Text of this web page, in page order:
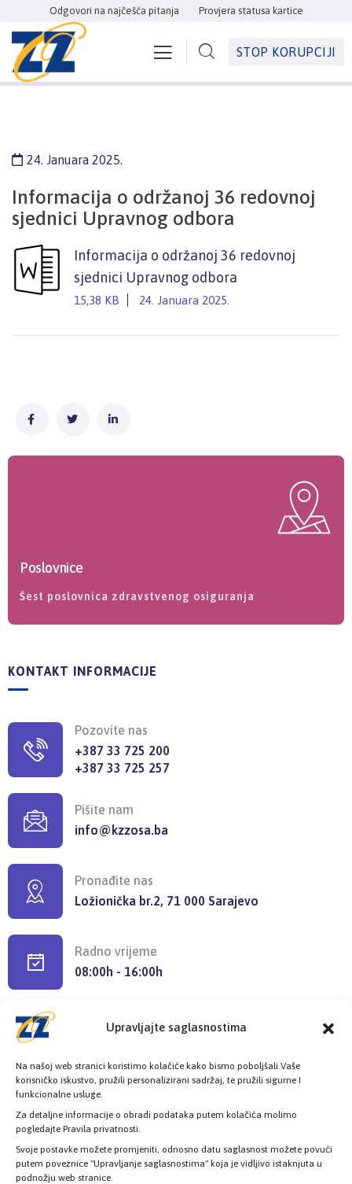
Upravljajte saglasnostima
Na našoj web stranici koristimo kolačiće kako bismo poboljšali Vaše
korisničko iskustvo, pružili personalizirani sadržaj, te pružili sigurne I
funkcionalne usluge.
Za detaljne informacije o obradi podataka putem kolačića molimo
pogledajte Pravila privatnosti.
Svoje postavke možete promjeniti, odnosno datu saglasnost možete povući
putem poveznice "Upravljanje saglasnostima" koja je vidljivo istaknjuta u
podnožju web stranice.
Odgovori na najčešća pitanja Provjera statusa kartice
STOP KORUPCIJI
24. Januara 2025.
Informacija o održanoj 36 redovnoj
sjednici Upravnog odbora
Informacija o održanoj 36 redovnoj
sjednici Upravnog odbora
15,38 KB 24. Januara 2025.
Poslovnice
Šest poslovnica zdravstvenog osiguranja
KONTAKT INFORMACIJE
Pozovite nas
+387 33 725 200
+387 33 725 257
Pišite nam
info@kzzosa.ba
Pronađite nas
Ložionička br.2, 71 000 Sarajevo
Radno vrijeme
08:00h - 16:00h
Provjerite status vaše elektronske
zdravstvene kartice
PROVJERITE STATUS